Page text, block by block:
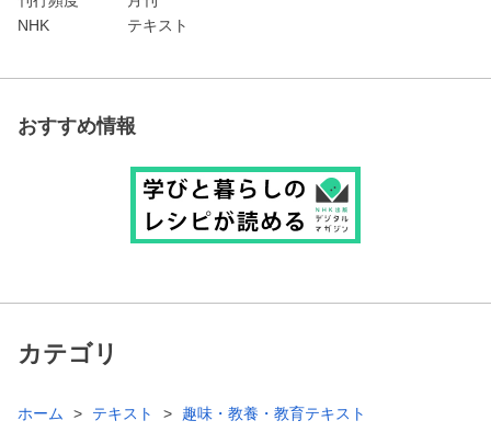
NHK
テキスト
おすすめ情報
カテゴリ
ホーム テキスト 趣味・教養・教育テキスト